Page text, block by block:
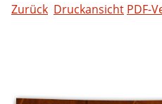
Zurück Druckansicht PDF-